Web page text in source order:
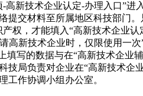
-高新技术企业认定-办理入口”进
提交材料至所属地区科技部门
权，才能填入“高新技术企业
高新技术企业时，仅限使用一
填写的数据与在“高新技术企业
技局负责对企业在“高新技术企
工作协调小组办公室。